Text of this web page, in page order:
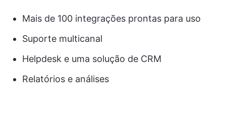
Mais de 100 integrações prontas para uso
Suporte multicanal
Helpdesk e uma solução de CRM
Relatórios e análises